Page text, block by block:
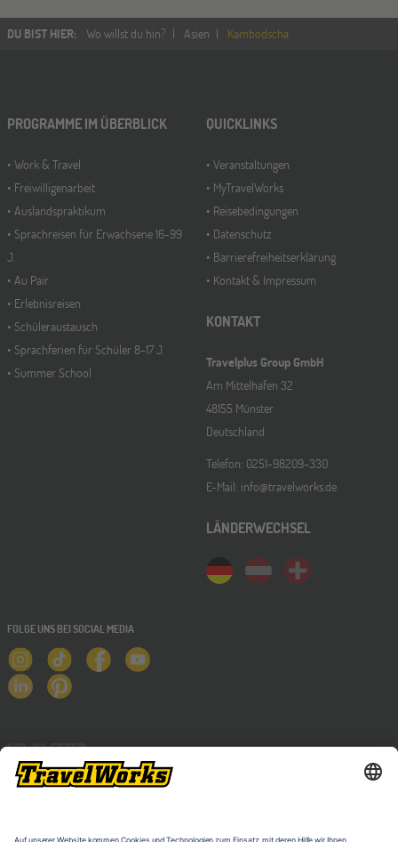
DU BIST HIER: Wo willst du hin? Asien Kambodscha
PROGRAMME IM ÜBERBLICK
Work & Travel
Freiwilligenarbeit
Auslandspraktikum
Sprachreisen für Erwachsene 16-99
J.
Au Pair
Erlebnisreisen
Schüleraustausch
Sprachferien für Schüler 8-17 J.
Summer School
QUICKLINKS
Veranstaltungen
MyTravelWorks
Reisebedingungen
Datenschutz
Barrierefreiheitserklärung
Kontakt & Impressum
KONTAKT
Travelplus Group GmbH
Am Mittelhafen 32
48155 Münster
Deutschland
Telefon: 0251-98209-330
E-Mail: info@travelworks.de
LÄNDERWECHSEL
FOLGE UNS BEI SOCIAL MEDIA
NEWSLETTER